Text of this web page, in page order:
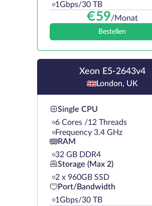
1Gbps/30 TB
€59/Monat
Bestellen
Xeon E5-2643v4
London, UK
Single CPU
6 Cores /12 Threads
Frequency 3.4 GHz
RAM
32 GB DDR4
Storage (Max 2)
2 х 960GB SSD
Port/Bandwidth
1Gbps/30 TB